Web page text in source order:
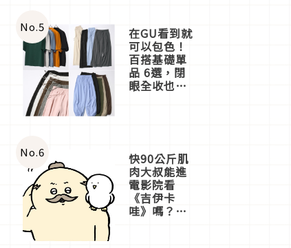
No.5 在GU看到就
可以包色！
百搭基礎單
品 6選，閉
眼全收也不
No.6 快90公斤肌
肉大叔能進
電影院看
《吉伊卡
哇》嗎？日